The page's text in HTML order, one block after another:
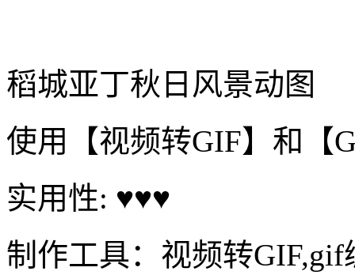
稻城亚丁秋日风景动图
使用【视频转GIF】和【
实用性: ♥♥♥
制作工具：视频转GIF,gif